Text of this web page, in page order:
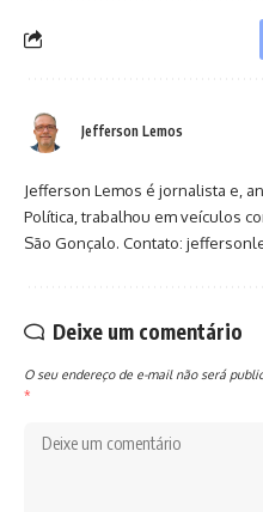
Jefferson Lemos
Jefferson Lemos é jornalista e,
Política, trabalhou em veículos
São Gonçalo. Contato:
Deixe um comentário
O seu endereço de e-mail não será
*